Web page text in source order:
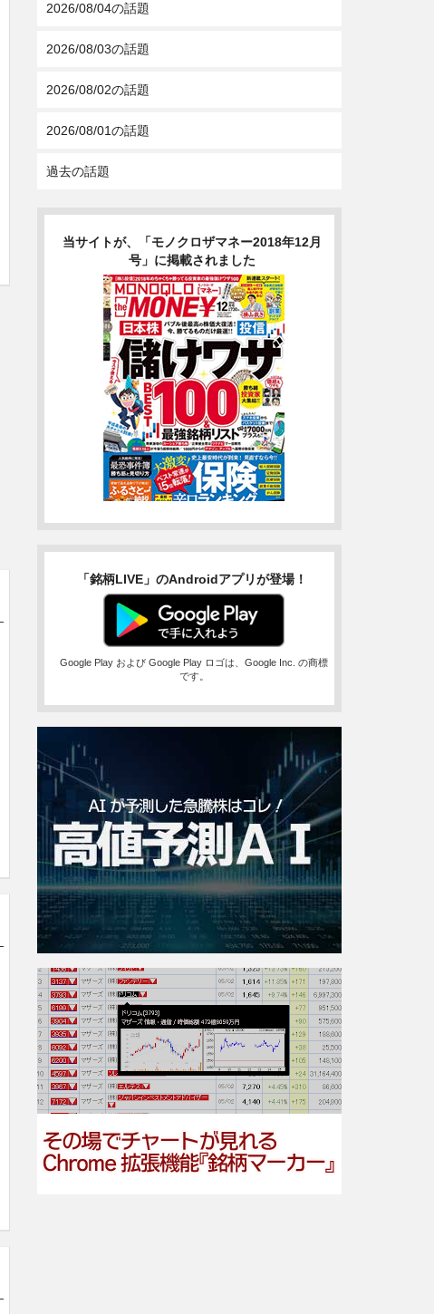
2026/08/04の話題
2026/08/03の話題
2026/08/02の話題
2026/08/01の話題
過去の話題
当サイトが、「モノクロザマネー2018年12月
号」に掲載されました
「銘柄LIVE」のAndroidアプリが登場！
Google Play および Google Play ロゴは、Google Inc. の商標
です。